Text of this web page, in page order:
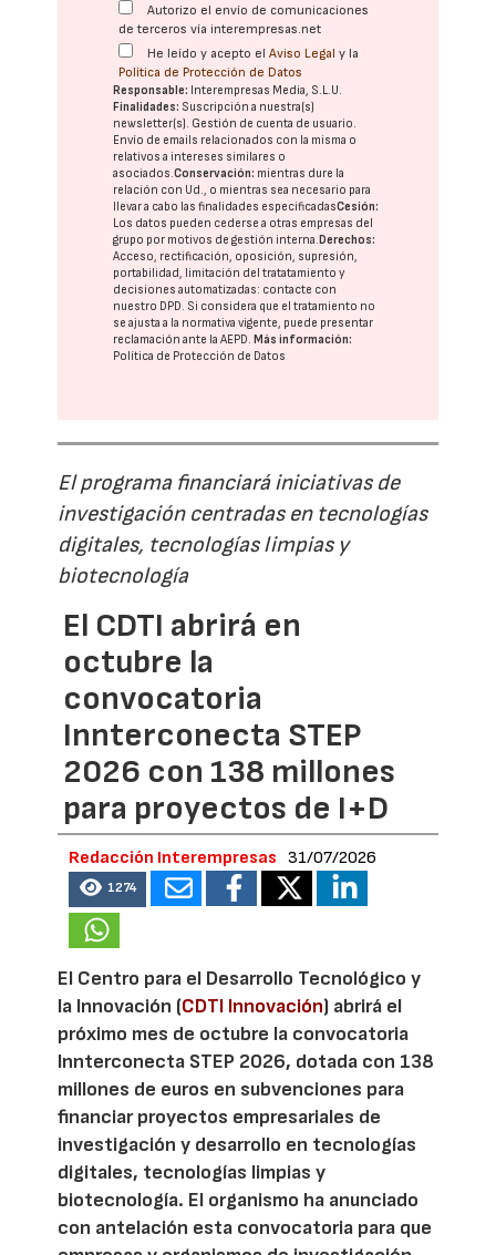
Autorizo el envío de comunicaciones
de terceros vía interempresas.net
He leído y acepto elAviso Legal y la
Política de Protección de Datos
Responsable: Interempresas Media, S.L.U.
Finalidades: Suscripción a nuestra(s)
newsletter(s). Gestión de cuenta de usuario.
Envío de emails relacionados con la misma o
relativos a intereses similares o
asociados.Conservación: mientras dure la
relación con Ud., o mientras sea necesario para
llevar a cabo las finalidades especificadasCesión:
Los datos pueden cederse a otras empresas del
grupo por motivos de gestión interna.Derechos:
Acceso, rectificación, oposición, supresión,
portabilidad, limitación del tratatamiento y
decisiones automatizadas: contacte con
nuestro DPD. Si considera que el tratamiento no
se ajusta a la normativa vigente, puede presentar
reclamación ante laAEPD.Más información:
Política de Protección de Datos
El programa financiará iniciativas de
investigación centradas en tecnologías
digitales, tecnologías limpias y
biotecnología
El CDTI abrirá en
octubre la
convocatoria
Innterconecta STEP
2026 con 138 millones
para proyectos de I+D
Redacción Interempresas 31/07/2026
1274
El Centro para el Desarrollo Tecnológico y
la Innovación (CDTI Innovación) abrirá el
próximo mes de octubre la convocatoria
Innterconecta STEP 2026, dotada con 138
millones de euros en subvenciones para
financiar proyectos empresariales de
investigación y desarrollo en tecnologías
digitales, tecnologías limpias y
biotecnología. El organismo ha anunciado
con antelación esta convocatoria para que